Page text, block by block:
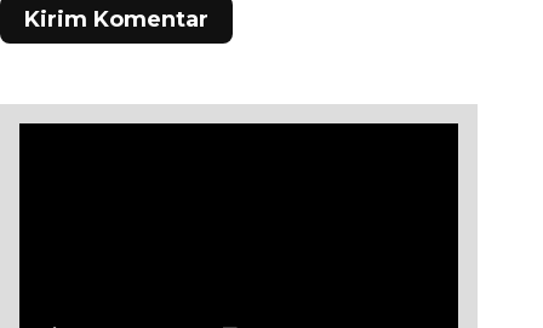
Kirim Komentar